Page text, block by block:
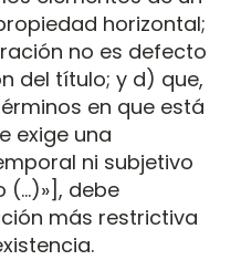
horizontal;
no es defecto
del título; y d) que,
en que está
exige una
ni subjetivo
(...)»], debe
más restrictiva